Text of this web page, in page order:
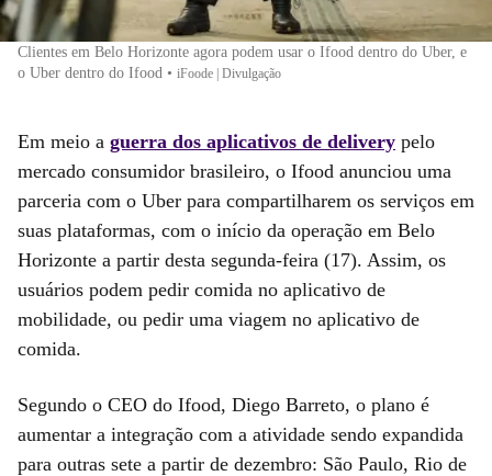
Clientes em Belo Horizonte agora podem usar o Ifood dentro do Uber, e
o Uber dentro do Ifood • iFoode | Divulgação
Em meio a guerra dos aplicativos de delivery pelo
mercado consumidor brasileiro, o Ifood anunciou uma
parceria com o Uber para compartilharem os serviços em
suas plataformas, com o início da operação em Belo
Horizonte a partir desta segunda-feira (17). Assim, os
usuários podem pedir comida no aplicativo de
mobilidade, ou pedir uma viagem no aplicativo de
comida.
Segundo o CEO do Ifood, Diego Barreto, o plano é
aumentar a integração com a atividade sendo expandida
para outras sete a partir de dezembro: São Paulo, Rio de